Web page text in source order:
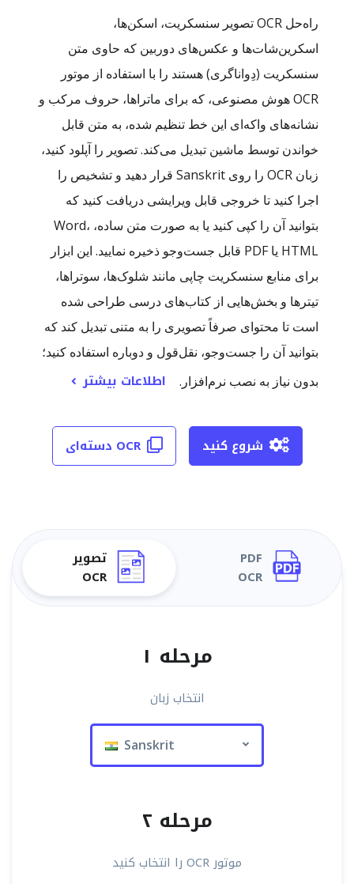
راه‌حل OCR تصویر سنسکریت، اسکن‌ها،
اسکرین‌شات‌ها و عکس‌های دوربین که حاوی متن
سنسکریت (دِواناگری) هستند را با استفاده از موتور
OCR هوش مصنوعی، که برای ماتراها، حروف مرکب و
نشانه‌های واکه‌ای این خط تنظیم شده، به متن قابل
خواندن توسط ماشین تبدیل می‌کند. تصویر را آپلود کنید،
زبان OCR را روی Sanskrit قرار دهید و تشخیص را
اجرا کنید تا خروجی قابل ویرایشی دریافت کنید که
بتوانید آن را کپی کنید یا به صورت متن ساده، Word،
HTML یا PDF قابل جست‌وجو ذخیره نمایید. این ابزار
برای منابع سنسکریت چاپی مانند شلوک‌ها، سوتراها،
تیترها و بخش‌هایی از کتاب‌های درسی طراحی شده
است تا محتوای صرفاً تصویری را به متنی تبدیل کند که
بتوانید آن را جست‌وجو، نقل‌قول و دوباره استفاده کنید؛
بدون نیاز به نصب نرم‌افزار.
اطلاعات بیشتر
OCR دسته‌ای شروع کنید
تصویر
OCR
PDF
OCR
مرحله ۱
انتخاب زبان
Sanskrit
مرحله ۲
موتور OCR را انتخاب کنید